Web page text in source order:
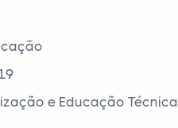
e Educação Técnica